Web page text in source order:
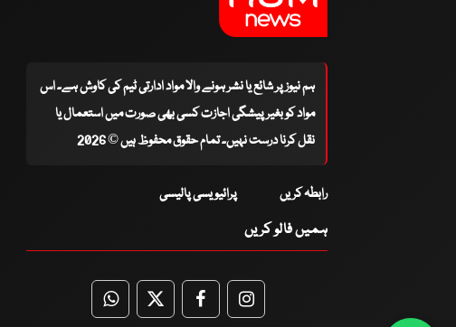
ہم نیوز پر شائع یا نشر ہونے والا مواد ادارتی ٹیم کی کاوش ہے۔ اس
مواد کو بغیر پیشگی اجازت کسی بھی صورت میں استعمال یا
نقل کرنا درست نہیں۔ تمام حقوق محفوظ ہیں © 2026
رابطہ کریں پرائیویسی پالیسی
ہمیں فالو کریں
WhatsApp
TwitterFacebookFacebook